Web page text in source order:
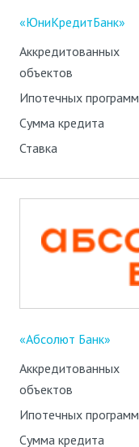
«ЮниКредитБанк»
Аккредитованных
объектов
Ипотечных программ
Сумма кредита
Ставка
«Абсолют Банк»
Аккредитованных
объектов
Ипотечных программ
Сумма кредита